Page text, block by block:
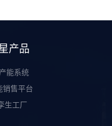
产品
能系统
销售平台
生工厂